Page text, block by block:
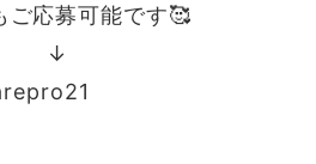
ご応募可能です🥰